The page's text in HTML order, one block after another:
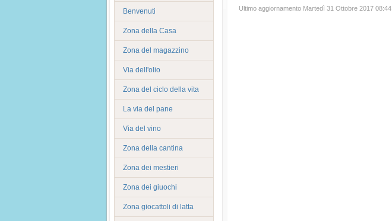
Benvenuti
Zona della Casa
Zona del magazzino
Via dell'olio
Zona del ciclo della vita
La via del pane
Via del vino
Zona della cantina
Zona dei mestieri
Zona dei giuochi
Zona giocattoli di latta
Ultimo aggiornamento Martedì 31 Ottobre 2017 08:44